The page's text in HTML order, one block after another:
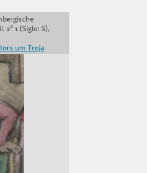
2° 1 (Sigle: S),
um Troja